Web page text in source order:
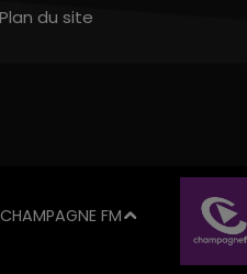
CHAMPAGNE FM
Plan du site